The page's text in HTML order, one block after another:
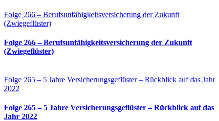
Folge 266 – Berufsunfähigkeitsversicherung der Zukunft
(Zwiegeflüster)
Folge 266 – Berufsunfähigkeitsversicherung der Zukunft
(Zwiegeflüster)
Folge 265 – 5 Jahre Versicherungsgeflüster – Rückblick auf das Jahr
2022
Folge 265 – 5 Jahre Versicherungsgeflüster – Rückblick auf das
Jahr 2022